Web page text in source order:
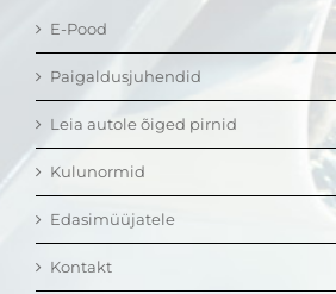
E-Pood
Paigaldusjuhendid
Leia autole õiged pirnid
Kulunormid
Edasimüüjatele
Kontakt